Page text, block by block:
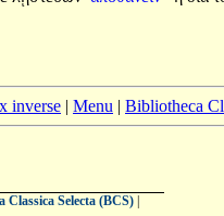
inverse | Menu | Bibliotheca
Classica Selecta (BCS)|